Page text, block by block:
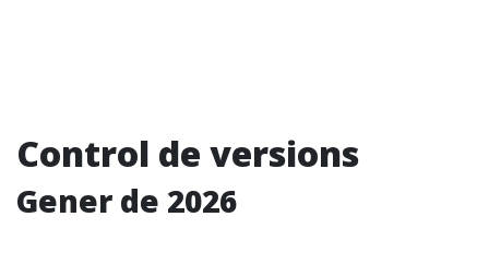
Control de versions
Gener de 2026